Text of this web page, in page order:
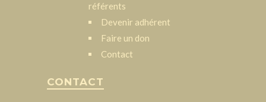
référents
Devenir adhérent
Faire un don
Contact
CONTACT